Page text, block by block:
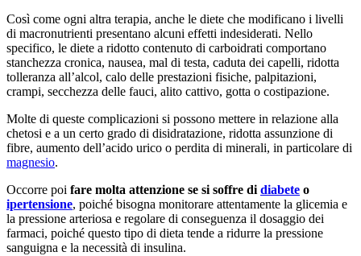
Così come ogni altra terapia, anche le diete che modificano i livelli
di macronutrienti presentano alcuni effetti indesiderati. Nello
specifico, le diete a ridotto contenuto di carboidrati comportano
stanchezza cronica, nausea, mal di testa, caduta dei capelli, ridotta
tolleranza all’alcol, calo delle prestazioni fisiche, palpitazioni,
crampi, secchezza delle fauci, alito cattivo, gotta o costipazione.
Molte di queste complicazioni si possono mettere in relazione alla
chetosi e a un certo grado di disidratazione, ridotta assunzione di
fibre, aumento dell’acido urico o perdita di minerali, in particolare di
magnesio.
Occorre poi fare molta attenzione se si soffre di diabete o
ipertensione, poiché bisogna monitorare attentamente la glicemia e
la pressione arteriosa e regolare di conseguenza il dosaggio dei
farmaci, poiché questo tipo di dieta tende a ridurre la pressione
sanguigna e la necessità di insulina.